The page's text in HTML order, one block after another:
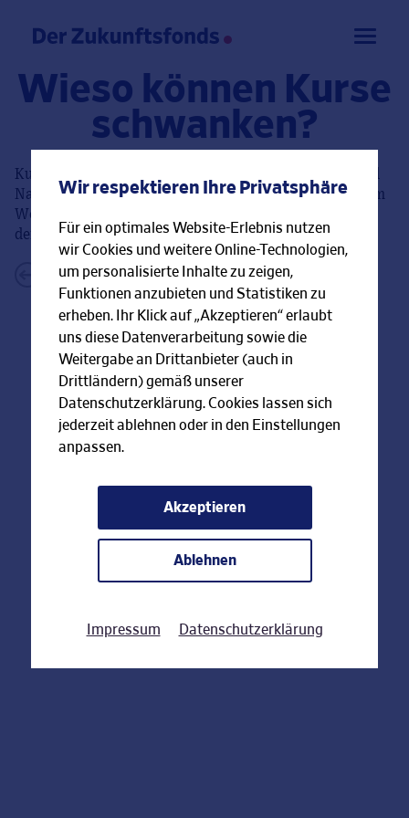
Wieso können Kurse
schwanken?
Kurse schwanken, da sie wie alle Preise von Angebot und
Nachfrage abhängen. Gibt es mehr Nachfrage nach einem
Wertpapier, steigt der Kurs. Gibt es mehr Angebot, fällt
der Kurs des Wertpapiers.
Zurück zur FAQ-Übersicht
Wir respektieren Ihre Privatsphäre
Für ein optimales Website-Erlebnis nutzen
wir Cookies und weitere Online-Technologien,
um personalisierte Inhalte zu zeigen,
Funktionen anzubieten und Statistiken zu
erheben. Ihr Klick auf „Akzeptieren“ erlaubt
uns diese Datenverarbeitung sowie die
Weitergabe an Drittanbieter (auch in
Drittländern) gemäß unserer
Datenschutzerklärung. Cookies lassen sich
jederzeit ablehnen oder in den Einstellungen
anpassen.
Akzeptieren
Ablehnen
Impressum Datenschutzerklärung